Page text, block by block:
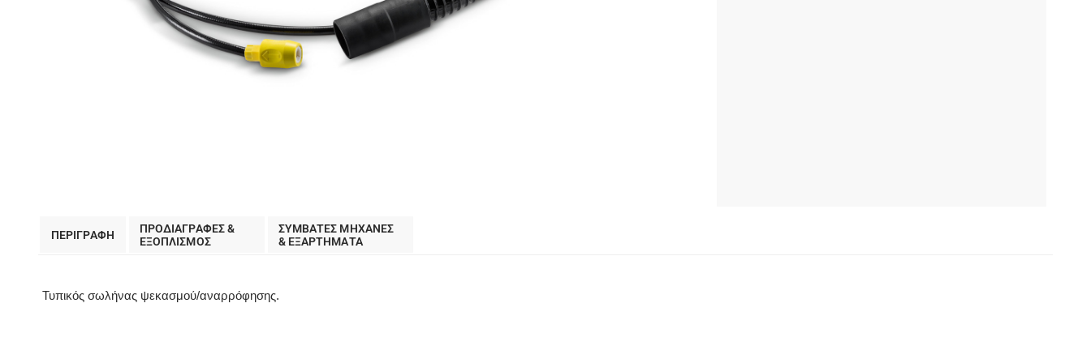
ΠΕΡΙΓΡΑΦΗ
ΠΡΟΔΙΑΓΡΑΦΕΣ &
EΞΟΠΛΙΣΜΟΣ
ΣΥΜΒΑΤΕΣ ΜΗΧΑΝΕΣ
& ΕΞΑΡΤΗΜΑΤΑ
Τυπικός σωλήνας ψεκασμού/αναρρόφησης.